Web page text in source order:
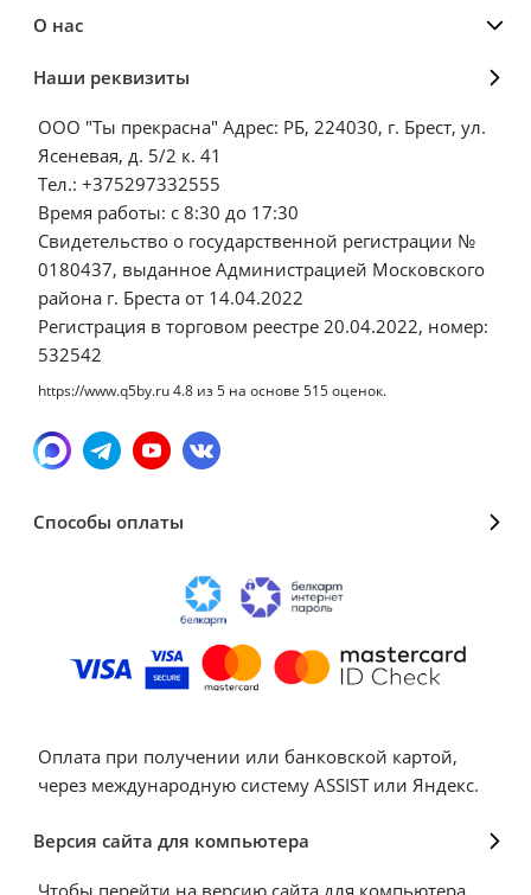
О нас
Наши реквизиты
ООО "Ты прекрасна" Адрес: РБ, 224030, г. Брест, ул.
Ясеневая, д. 5/2 к. 41
Тел.: +375297332555
Время работы: с 8:30 до 17:30
Свидетельство о государственной регистрации №
0180437, выданное Администрацией Московского
района г. Бреста от 14.04.2022
Регистрация в торговом реестре 20.04.2022, номер:
532542
https://www.q5by.ru4.8 из5 на основе 515оценок.
Способы оплаты
Оплата при получении или банковской картой,
через международную систему ASSIST или Яндекс.
Версия сайта для компьютера
Чтобы перейти на версию сайта для компьютера